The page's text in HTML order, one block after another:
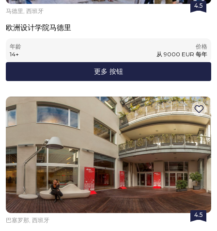
4.5
马德里, 西班牙
欧洲设计学院马德里
年龄
14+
价格
从 9000 EUR 每年
更多 按钮
4.5
巴塞罗那, 西班牙